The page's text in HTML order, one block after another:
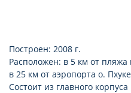
Построен: 2008 г.
Расположен: в 5 км от
в 25 км от аэропорта о.
Состоит из главного